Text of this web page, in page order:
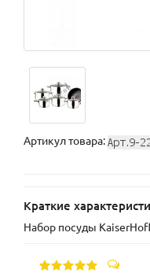
Артикул товара:
Краткие
Набор посуды